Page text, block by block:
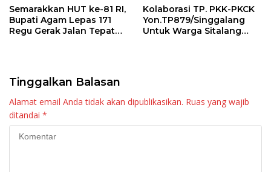
Semarakkan HUT ke-81 RI,
Bupati Agam Lepas 171
Regu Gerak Jalan Tepat
Kolaborasi TP. PKK-PKCK
Yon.TP879/Singgalang
Untuk Warga Sitalang
Tinggalkan Balasan
Alamat email Anda tidak akan dipublikasikan. Ruas yang wajib
ditandai *